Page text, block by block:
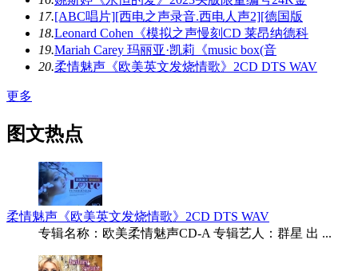
17.[ABC唱片][西电之声录音.西电人声2][德国版
18.Leonard Cohen《模拟之声慢刻CD 莱昂纳德科
19.Mariah Carey 玛丽亚·凯莉《music box(音
20.柔情魅声《欧美英文发烧情歌》2CD DTS WAV
更多
图文热点
柔情魅声《欧美英文发烧情歌》2CD DTS WAV
专辑名称：欧美柔情魅声CD-A 专辑艺人：群星 出 ...